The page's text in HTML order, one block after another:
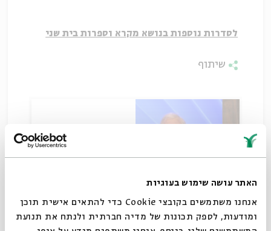
האתר עושה שימוש בעוגיות
אנחנו משתמשים בקובצי Cookie כדי להתאים אישית תוכן
ומודעות, לספק תכונות של מדיה חברתית ולנתח את תנועת
לסדרות נוספות בנושא מקרא וספרות בית שני
שיתוף
רמב"ן: חייו, כתביו וקודמיו